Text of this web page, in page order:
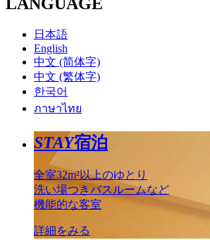
日本語
English
中文 (简体字)
中文 (繁体字)
한국어
ภาษาไทย
STAY宿泊
全室32m²以上のゆとり
洗い場つきバスルームなど
機能的な客室
詳細をみる